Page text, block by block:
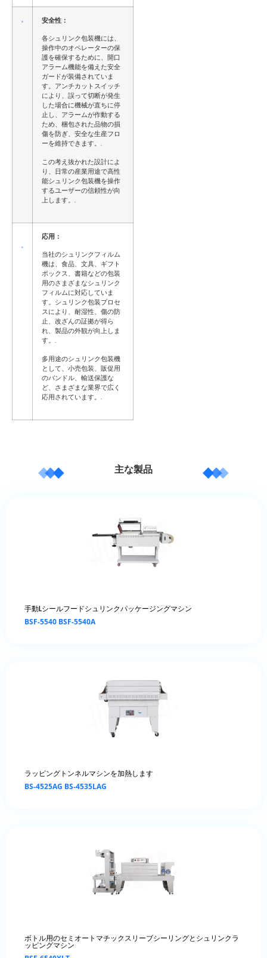
安全性：
各シュリンク包装機には、
操作中のオペレーターの保
護を確保するために、開口
アラーム機能を備えた安全
ガードが装備されていま
す。アンチカットスイッチ
により、誤って切断が発生
した場合に機械が直ちに停
止し、アラームが作動する
ため、梱包された品物の損
傷を防ぎ、安全な生産フロ
ーを維持できます。.
この考え抜かれた設計によ
り、日常の産業用途で高性
能シュリンク包装機を操作
するユーザーの信頼性が向
上します。.
応用：
当社のシュリンクフィルム
機は、食品、文具、ギフト
ボックス、書籍などの包装
用のさまざまなシュリンク
フィルムに対応していま
す。シュリンク包装プロセ
スにより、耐湿性、傷の防
止、改ざんの証拠が得ら
れ、製品の外観が向上しま
す。.
多用途のシュリンク包装機
として、小売包装、販促用
のバンドル、輸送保護な
ど、さまざまな業界で広く
応用されています。.
主な製品
手動Lシールフードシュリンクパッケージングマシン
BSF-5540 BSF-5540A
ラッピングトンネルマシンを加熱します
BS-4525AG BS-4535LAG
ボトル用のセミオートマチックスリーブシーリングとシュリンクラ
ッピングマシン